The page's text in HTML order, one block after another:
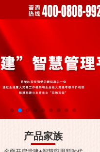
产品家族